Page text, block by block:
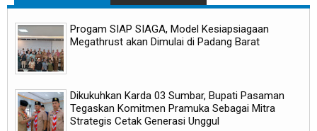
Progam SIAP SIAGA, Model Kesiapsiagaan
Megathrust akan Dimulai di Padang Barat
Dikukuhkan Karda 03 Sumbar, Bupati Pasaman
Tegaskan Komitmen Pramuka Sebagai Mitra
Strategis Cetak Generasi Unggul